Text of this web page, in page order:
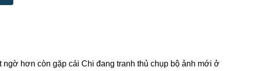
hơn còn gặp cái Chi đang tranh thủ chụp bộ ảnh mới ở